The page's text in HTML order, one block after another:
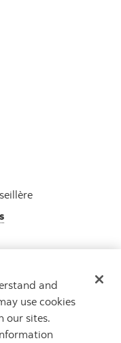
and
use cookies
our sites.